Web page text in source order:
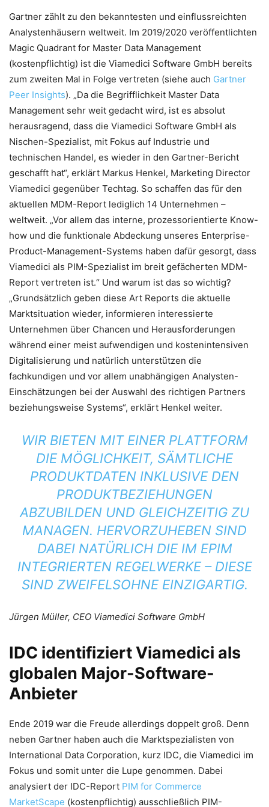
Gartner zählt zu den bekanntesten und einflussreichten
Analystenhäusern weltweit. Im 2019/2020 veröffentlichten
Magic Quadrant for Master Data Management
(kostenpflichtig) ist die Viamedici Software GmbH bereits
zum zweiten Mal in Folge vertreten (siehe auch Gartner
Peer Insights). „Da die Begrifflichkeit Master Data
Management sehr weit gedacht wird, ist es absolut
herausragend, dass die Viamedici Software GmbH als
Nischen-Spezialist, mit Fokus auf Industrie und
technischen Handel, es wieder in den Gartner-Bericht
geschafft hat“, erklärt Markus Henkel, Marketing Director
Viamedici gegenüber Techtag. So schaffen das für den
aktuellen MDM-Report lediglich 14 Unternehmen –
weltweit. „Vor allem das interne, prozessorientierte Know-
how und die funktionale Abdeckung unseres Enterprise-
Product-Management-Systems haben dafür gesorgt, dass
Viamedici als PIM-Spezialist im breit gefächerten MDM-
Report vertreten ist.“ Und warum ist das so wichtig?
„Grundsätzlich geben diese Art Reports die aktuelle
Marktsituation wieder, informieren interessierte
Unternehmen über Chancen und Herausforderungen
während einer meist aufwendigen und kostenintensiven
Digitalisierung und natürlich unterstützen die
fachkundigen und vor allem unabhängigen Analysten-
Einschätzungen bei der Auswahl des richtigen Partners
beziehungsweise Systems“, erklärt Henkel weiter.
WIR BIETEN MIT EINER PLATTFORM
DIE MÖGLICHKEIT, SÄMTLICHE
PRODUKTDATEN INKLUSIVE DEN
PRODUKTBEZIEHUNGEN
ABZUBILDEN UND GLEICHZEITIG ZU
MANAGEN. HERVORZUHEBEN SIND
DABEI NATÜRLICH DIE IM EPIM
INTEGRIERTEN REGELWERKE – DIESE
SIND ZWEIFELSOHNE EINZIGARTIG.
Jürgen Müller, CEO Viamedici Software GmbH
IDC identifiziert Viamedici als
globalen Major-Software-
Anbieter
Ende 2019 war die Freude allerdings doppelt groß. Denn
neben Gartner haben auch die Marktspezialisten von
International Data Corporation, kurz IDC, die Viamedici im
Fokus und somit unter die Lupe genommen. Dabei
analysiert der IDC-Report PIM for Commerce
MarketScape (kostenpflichtig) ausschließlich PIM-